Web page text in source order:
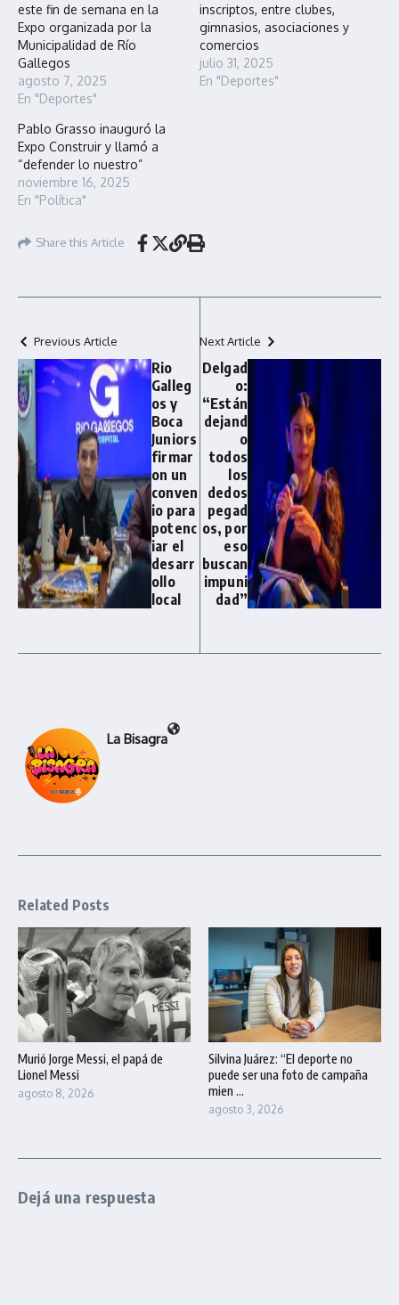
este fin de semana en la
Expo organizada por la
Municipalidad de Río
Gallegos
agosto 7, 2025
En "Deportes"
inscriptos, entre clubes,
gimnasios, asociaciones y
comercios
julio 31, 2025
En "Deportes"
Pablo Grasso inauguró la
Expo Construir y llamó a
“defender lo nuestro”
noviembre 16, 2025
En "Política"
Share this Article
Previous Article
Rio
Galleg
os y
Boca
Juniors
firmar
on un
conven
io para
potenc
iar el
desarr
ollo
local
Next Article
Delgad
o:
“Están
dejand
o
todos
los
dedos
pegad
os, por
eso
buscan
impuni
dad”
La Bisagra
Related Posts
Murió Jorge Messi, el papá de
Lionel Messi
agosto 8, 2026
Silvina Juárez: “El deporte no
puede ser una foto de campaña
mien ...
agosto 3, 2026
Dejá una respuesta